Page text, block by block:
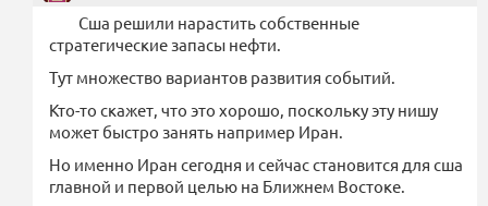
Сша решили нарастить собственные
стратегические запасы нефти.
Тут множество вариантов развития событий.
Кто-то скажет, что это хорошо, поскольку эту нишу
может быстро занять например Иран.
Но именно Иран сегодня и сейчас становится для сша
главной и первой целью на Ближнем Востоке.